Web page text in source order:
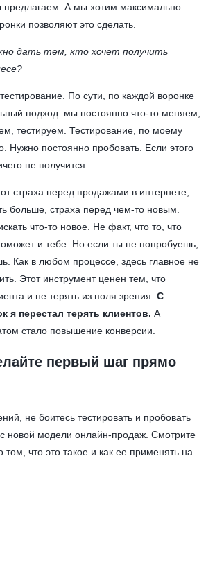
предлагаем. А мы хотим максимально
позволяют это сделать.
дать тем, кто хочет получить
По сути, по каждой воронке
подход: мы постоянно что-то меняем,
тестируем. Тестирование, по моему
Нужно постоянно пробовать. Если этого
не получится.
страха перед продажами в интернете,
больше, страха перед чем-то новым.
что-то новое. Не факт, что то, что
и тебе. Но если ты не попробуешь,
Как в любом процессе, здесь главное не
Этот инструмент ценен тем, что
и не терять из поля зрения. С
я перестал терять клиентов. А
стало повышение конверсии.
первый шаг прямо
не боитесь тестировать и пробовать
новой модели онлайн-продаж. Смотрите
том, что это такое и как ее применять на